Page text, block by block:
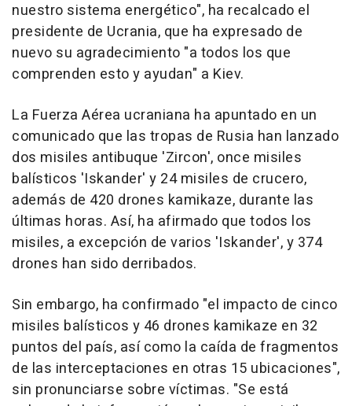
nuestro sistema energético", ha recalcado el
presidente de Ucrania, que ha expresado de
nuevo su agradecimiento "a todos los que
comprenden esto y ayudan" a Kiev.
La Fuerza Aérea ucraniana ha apuntado en un
comunicado que las tropas de Rusia han lanzado
dos misiles antibuque 'Zircon', once misiles
balísticos 'Iskander' y 24 misiles de crucero,
además de 420 drones kamikaze, durante las
últimas horas. Así, ha afirmado que todos los
misiles, a excepción de varios 'Iskander', y 374
drones han sido derribados.
Sin embargo, ha confirmado "el impacto de cinco
misiles balísticos y 46 drones kamikaze en 32
puntos del país, así como la caída de fragmentos
de las interceptaciones en otras 15 ubicaciones",
sin pronunciarse sobre víctimas. "Se está